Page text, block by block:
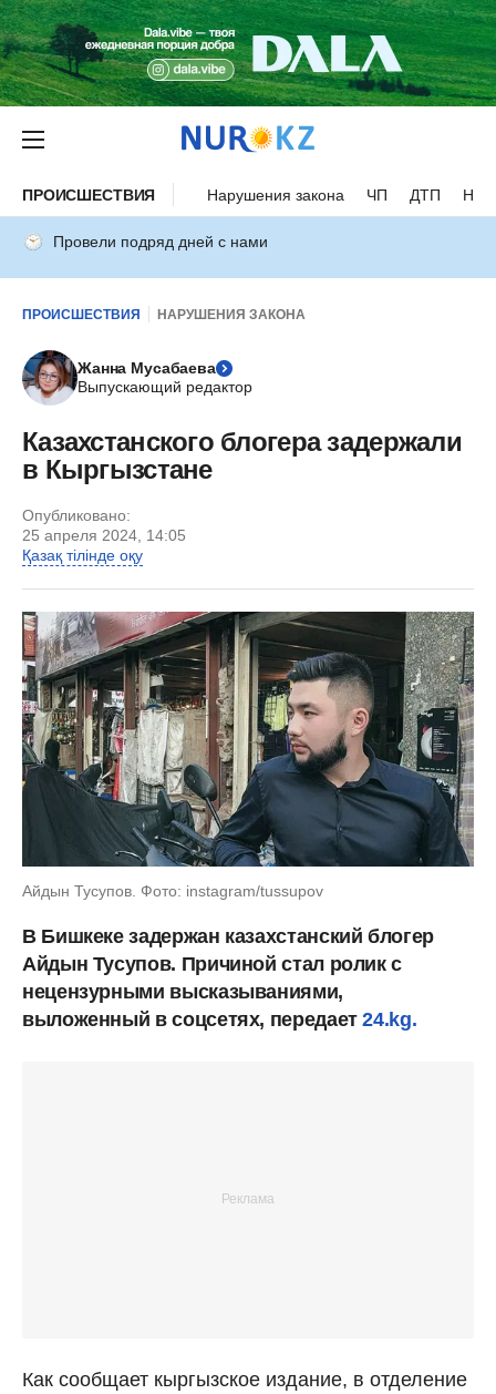
ПРОИСШЕСТВИЯ Нарушения закона ЧП ДТП
Провели подряд дней с нами
ПРОИСШЕСТВИЯ НАРУШЕНИЯ ЗАКОНА
Жанна Мусабаева
Выпускающий редактор
Казахстанского блогера задержали
в Кыргызстане
Опубликовано:
25 апреля 2024, 14:05
Қазақ тілінде оқу
Айдын Тусупов. Фото: instagram/tussupov
В Бишкеке задержан казахстанский блогер
Айдын Тусупов. Причиной стал ролик с
нецензурными высказываниями,
выложенный в соцсетях, передает24.kg.
Как сообщает кыргызское издание, в отделение